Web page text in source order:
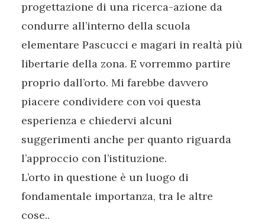
progettazione di una ricerca-azione da
condurre all’interno della scuola
elementare Pascucci e magari in realtà più
libertarie della zona. E vorremmo partire
proprio dall’orto. Mi farebbe davvero
piacere condividere con voi questa
esperienza e chiedervi alcuni
suggerimenti anche per quanto riguarda
l’approccio con l’istituzione.
L’orto in questione è un luogo di
fondamentale importanza, tra le altre
cose..